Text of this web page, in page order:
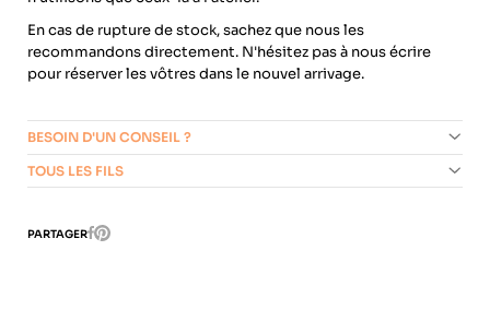
En cas de rupture de stock, sachez que nous les
recommandons directement. N'hésitez pas à nous écrire
pour réserver les vôtres dans le nouvel arrivage.
BESOIN D'UN CONSEIL ?
TOUS LES FILS
PARTAGERFacebook
Pinterest